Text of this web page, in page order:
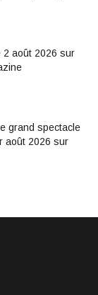
2 août 2026 sur
grand spectacle
août 2026 sur